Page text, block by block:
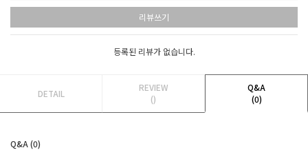
리뷰쓰기
등록된 리뷰가 없습니다.
DETAIL
REVIEW
()
Q&A
(0)
Q&A (0)